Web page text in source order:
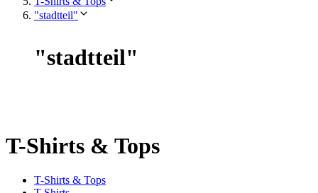
"stadtteil"
"stadtteil"
T-Shirts & Tops
T-Shirts & Tops